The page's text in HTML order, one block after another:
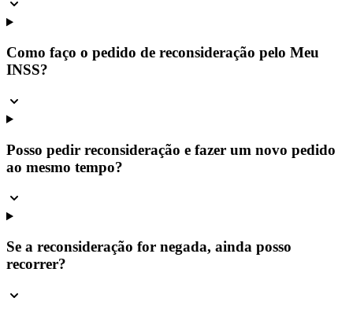
Como faço o pedido de reconsideração pelo Meu
INSS?
Posso pedir reconsideração e fazer um novo pedido
ao mesmo tempo?
Se a reconsideração for negada, ainda posso
recorrer?